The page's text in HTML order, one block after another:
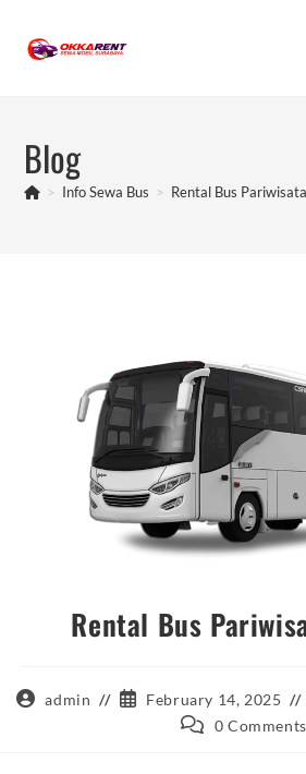
content
Blog
> Info Sewa Bus > Rental Bus
Rental Bus
Postadmin
Post
published:
February 14, 2025
Post 0 Comments